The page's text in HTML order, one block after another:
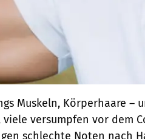
Muskeln, Körperhaare –
versumpfen vor dem
schlechte Noten nach